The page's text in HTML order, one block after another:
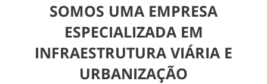
ConservaçãoSOMOS UMA EMPRESA
ESPECIALIZADA EM
INFRAESTRUTURA VIÁRIA E
URBANIZAÇÃO